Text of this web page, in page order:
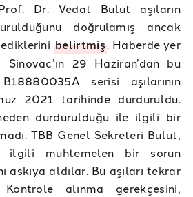
Dr. Vedat Bulut aşıların
doğrulamış ancak
belirtmiş. Haberde yer
29 Haziran’dan bu
serisi aşılarının
2021 tarihinde durduruldu.
neden durdurulduğu ile ilgili bir
TBB Genel Sekreteri Bulut,
ilgili muhtemelen bir sorun
askıya aldılar. Bu aşıları tekrar
alınma gerekçesini,